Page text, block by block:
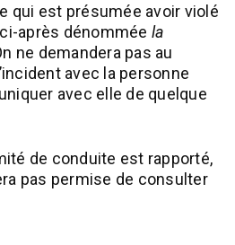
qui est présumée avoir violé
après dénommée la
ne demandera pas au
avec la personne
avec elle de quelque
de conduite est rapporté,
pas permise de consulter